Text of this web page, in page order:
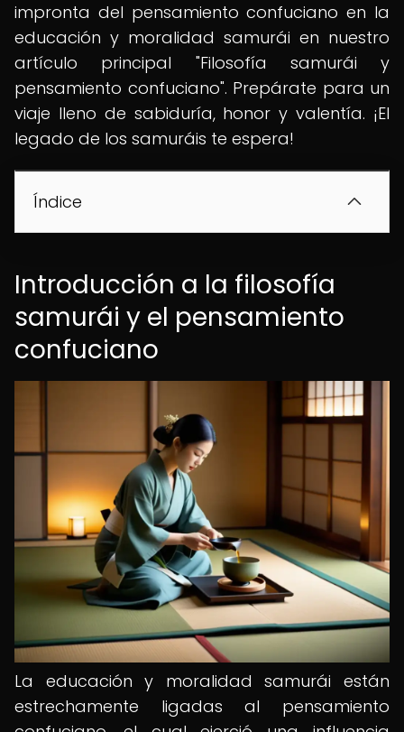
impronta del pensamiento confuciano en la
educación y moralidad samurái en nuestro
artículo principal "Filosofía samurái y
pensamiento confuciano". Prepárate para un
viaje lleno de sabiduría, honor y valentía. ¡El
legado de los samuráis te espera!
Índice
Introducción a la filosofía
samurái y el pensamiento
confuciano
La educación y moralidad samurái están
estrechamente ligadas al pensamiento